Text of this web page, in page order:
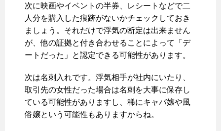
次に映画やイベントの半券、レシートなどで二
人分を購入した痕跡がないかチェックしておき
ましょう。それだけで浮気の断定は出来ません
が、他の証拠と付き合わせることによって「デ
ートだった」と認定できる可能性があります。
次は名刺入れです。浮気相手が社内にいたり、
取引先の女性だった場合は名刺を大事に保存し
ている可能性がありますし、稀にキャバ嬢や風
俗嬢という可能性もありますからね。